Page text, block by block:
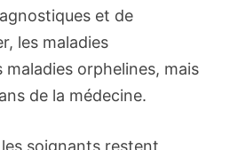
et de
les maladies
maladies orphelines, mais
de la médecine.
soignants restent